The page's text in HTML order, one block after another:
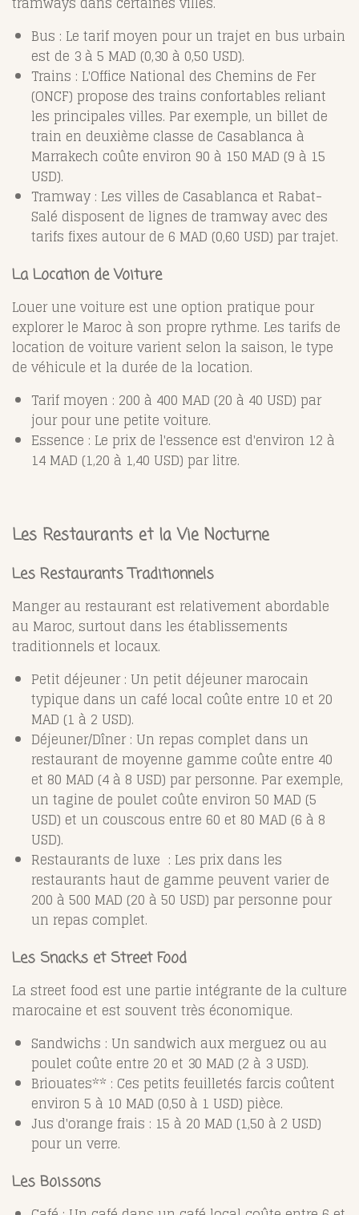
Bus : Le tarif moyen pour un trajet en bus urbain
est de 3 à 5 MAD (0,30 à 0,50 USD).
Trains : L'Office National des Chemins de Fer
(ONCF) propose des trains confortables reliant
les principales villes. Par exemple, un billet de
train en deuxième classe de Casablanca à
Marrakech coûte environ 90 à 150 MAD (9 à 15
USD).
Tramway : Les villes de Casablanca et Rabat-
Salé disposent de lignes de tramway avec des
tarifs fixes autour de 6 MAD (0,60 USD) par trajet.
La Location de Voiture
Louer une voiture est une option pratique pour
explorer le Maroc à son propre rythme. Les tarifs de
location de voiture varient selon la saison, le type
de véhicule et la durée de la location.
Tarif moyen : 200 à 400 MAD (20 à 40 USD) par
jour pour une petite voiture.
Essence : Le prix de l'essence est d'environ 12 à
14 MAD (1,20 à 1,40 USD) par litre.
Les Restaurants et la Vie Nocturne
Les Restaurants Traditionnels
Manger au restaurant est relativement abordable
au Maroc, surtout dans les établissements
traditionnels et locaux.
Petit déjeuner : Un petit déjeuner marocain
typique dans un café local coûte entre 10 et 20
MAD (1 à 2 USD).
Déjeuner/Dîner : Un repas complet dans un
restaurant de moyenne gamme coûte entre 40
et 80 MAD (4 à 8 USD) par personne. Par exemple,
un tagine de poulet coûte environ 50 MAD (5
USD) et un couscous entre 60 et 80 MAD (6 à 8
USD).
Restaurants de luxe : Les prix dans les
restaurants haut de gamme peuvent varier de
200 à 500 MAD (20 à 50 USD) par personne pour
un repas complet.
Les Snacks et Street Food
La street food est une partie intégrante de la culture
marocaine et est souvent très économique.
Sandwichs : Un sandwich aux merguez ou au
poulet coûte entre 20 et 30 MAD (2 à 3 USD).
Briouates** : Ces petits feuilletés farcis coûtent
environ 5 à 10 MAD (0,50 à 1 USD) pièce.
Jus d'orange frais : 15 à 20 MAD (1,50 à 2 USD)
pour un verre.
Les Boissons